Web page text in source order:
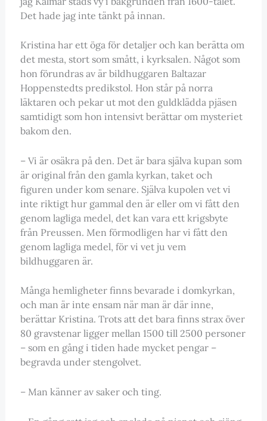
Det hade jag inte tänkt på innan.
Kristina har ett öga för detaljer och kan berätta om
det mesta, stort som smått, i kyrksalen. Något som
hon förundras av är bildhuggaren Baltazar
Hoppenstedts predikstol. Hon står på norra
läktaren och pekar ut mot den guldklädda pjäsen
samtidigt som hon intensivt berättar om mysteriet
bakom den.
– Vi är osäkra på den. Det är bara själva kupan som
är original från den gamla kyrkan, taket och
figuren under kom senare. Själva kupolen vet vi
inte riktigt hur gammal den är eller om vi fått den
genom lagliga medel, det kan vara ett krigsbyte
från Preussen. Men förmodligen har vi fått den
genom lagliga medel, för vi vet ju vem
bildhuggaren är.
Många hemligheter finns bevarade i domkyrkan,
och man är inte ensam när man är där inne,
berättar Kristina. Trots att det bara finns strax över
80 gravstenar ligger mellan 1500 till 2500 personer
– som en gång i tiden hade mycket pengar –
begravda under stengolvet.
– Man känner av saker och ting.